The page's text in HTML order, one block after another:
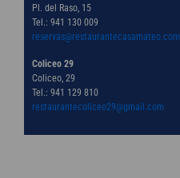
Pl. del Raso, 15
Tel.: 941 130 009
reservas@restaurantecasamateo.com
Coliceo 29
Coliceo, 29
Tel.: 941 129 810
restaurantecoliceo29@gmail.com